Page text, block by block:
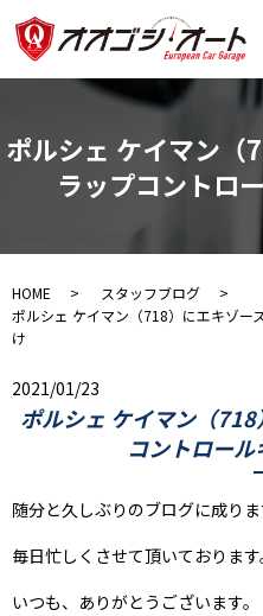
ポルシェ ケイマン（
ラップコントロ
HOME
スタッフブログ
ポルシェ ケイマン（718）にエキゾー
け
2021/01/23
ポルシェ ケイマン（
コントロー
随分と久しぶりのブログに成りま
毎日忙しくさせて頂いております
いつも、ありがとうございます。